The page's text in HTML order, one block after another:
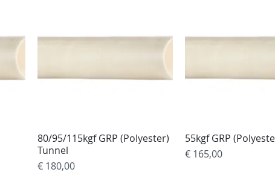
Snel overzicht
80/95/115kgf GRP (Polyester)
Tunnel
Prijs
€ 180,00
Snel
55kgf GRP
Prijs
€ 165,00